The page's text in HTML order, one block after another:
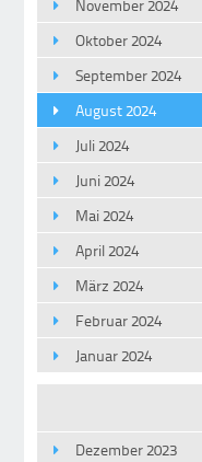
November 2024
Oktober 2024
September 2024
August 2024
Juli 2024
Juni 2024
Mai 2024
April 2024
März 2024
Februar 2024
Januar 2024
Dezember 2023